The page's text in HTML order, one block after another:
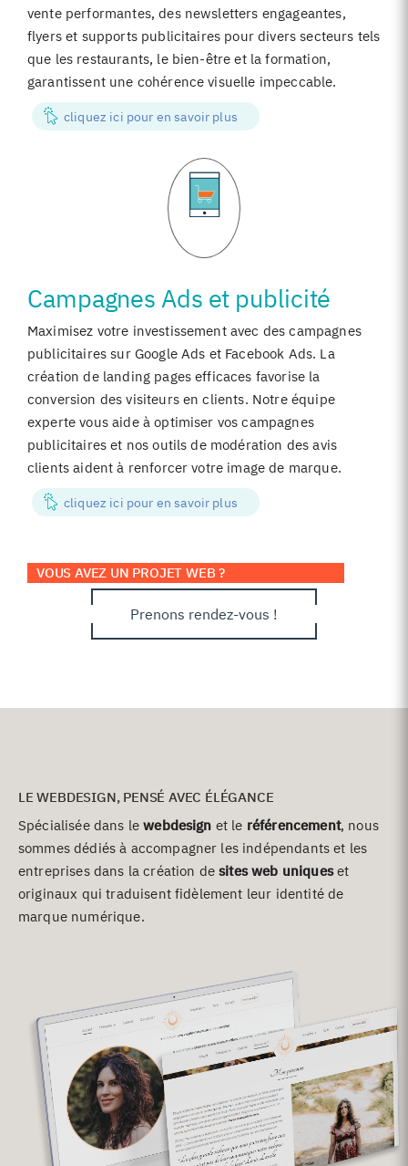
vente performantes, des newsletters engageantes,
flyers et supports publicitaires pour divers secteurs tels
que les restaurants, le bien-être et la formation,
garantissent une cohérence visuelle impeccable.
cliquez ici pour en savoir plus
Campagnes Ads et publicité
Maximisez votre investissement avec des campagnes
publicitaires sur Google Ads et Facebook Ads. La
création de landing pages efficaces favorise la
conversion des visiteurs en clients. Notre équipe
experte vous aide à optimiser vos campagnes
publicitaires et nos outils de modération des avis
clients aident à renforcer votre image de marque.
cliquez ici pour en savoir plus
VOUS AVEZ UN PROJET WEB ?
Prenons rendez-vous !
LE WEBDESIGN, PENSÉ AVEC ÉLÉGANCE
Spécialisée dans lewebdesign et le référencement, nous
sommes dédiés à accompagner les indépendants et les
entreprises dans la création desites web uniqueset
originaux qui traduisent fidèlement leur identité de
marque numérique.